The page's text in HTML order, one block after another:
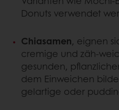
Donuts verwendet
Chiasamen, eignen
cremige und zäh-
gesunden,
dem Einweichen
gelartige oder